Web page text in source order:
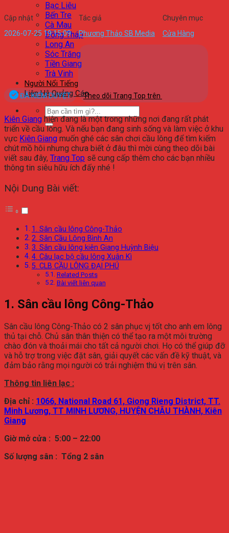
Bạc Liêu
Bến Tre
Cà Mau
Đồng Tháp
Long An
Sóc Trăng
Tiền Giang
Trà Vinh
Người Nổi Tiếng
Liên Hệ Quảng Cáo
Cập nhật
2026-07-25 19:15:09
Tác giả
Phương Thảo SB Media
Chuyên mục
Cửa Hàng
ĐÃ KIỂM DUYỆT Theo dõi Trang Top trên
Kiên Giang hiện đang là một trong những nơi đang rất phát
triển về cầu lông. Và nếu bạn đang sinh sống và làm việc ở khu
vực Kiên Giang muốn ghé các sân chơi cầu lông để tìm kiếm
chút mồ hôi nhưng chưa biết ở đâu thì mời cùng theo dõi bài
viết sau đây, Trang Top sẽ cung cấp thêm cho các bạn nhiều
thông tin siêu hữu ích đấy nhé !
Nội Dung Bài viết:
1. Sân cầu lông Công-Thảo
2. Sân Cầu Lông Bình An
3. Sân cầu lông kiên Giang Huỳnh Biệu
4. Câu lạc bộ cầu lông Xuân Kì
5. CLB CẦU LÔNG ĐẠI PHÚ
Related Posts
Bài viết liên quan
1. Sân cầu lông Công-Thảo
Sân cầu lông Công-Thảo có 2 sân phục vj tốt cho anh em lông
thủ tại chỗ. Chủ sân thân thiện có thể tạo ra một môi trường
chào đón và thoải mái cho tất cả người chơi. Họ có thể giúp đỡ
và hỗ trợ trong việc đặt sân, giải quyết các vấn đề kỹ thuật, và
đảm bảo rằng mọi người có trải nghiệm thú vị trên sân.
Thông tin liên lạc :
Địa chỉ : 1066, National Road 61, Giong Rieng District, TT.
Minh Lương, TT MINH LƯƠNG, HUYỆN CHÂU THÀNH, Kiên
Giang
Giờ mở cửa : 5:00 – 22:00
Số lượng sân : Tổng 2 sân